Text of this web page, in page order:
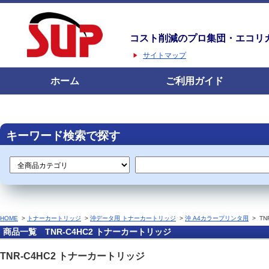
コスト削減のプロ集団・エコリ
サイトマップ
ホーム ご利用ガイド
キーワード検索で探す
HOME > トナーカートリッジ > 沖データ用 トナーカートリッジ > 沖 A4カラープリンタ用 >
商品一覧 TNR-C4HC2 トナーカートリッジ
TNR-C4HC2 トナーカートリッジ